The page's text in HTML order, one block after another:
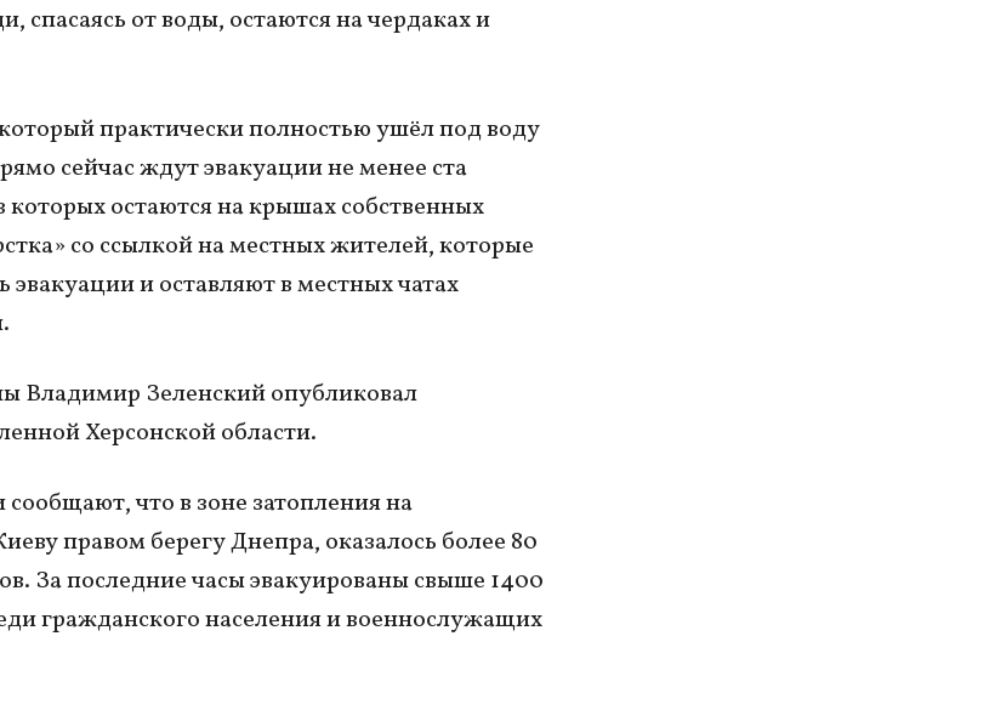
спасаясь от воды, остаются на чердаках и
практически полностью ушёл под воду
сейчас ждут эвакуации не менее ста
которых остаются на крышах собственных
со ссылкой на местных жителей, которые
и оставляют в местных чатах
Владимир Зеленский опубликовал
Херсонской области.
сообщают, что в зоне затопления на
правом берегу Днепра, оказалось более 80
За последние часы эвакуированы свыше 1400
гражданского населения и военнослужащих